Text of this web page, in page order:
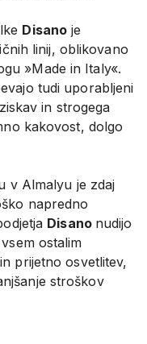
Disano je
linij, oblikovano
»Made in Italy«.
tudi uporabljeni
in strogega
kakovost, dolgo
v Almalyu je zdaj
napredno
Disano nudijo
ostalim
prijetno osvetlitev,
stroškov